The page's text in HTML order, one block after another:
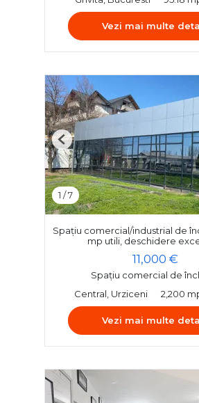
Vezi mai multe
1 /7
Previous
Spațiu comercial/industrial de
mp utili, deschidere
11,000 €
Spațiu comercial de
Central, Urziceni
2,200
Vezi mai multe